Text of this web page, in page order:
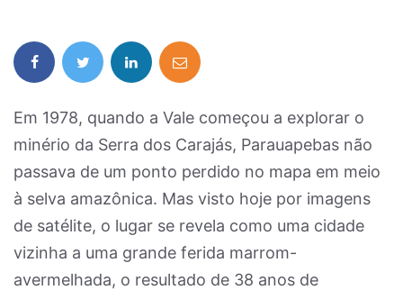
Em 1978, quando a Vale começou a explorar o
minério da Serra dos Carajás, Parauapebas não
passava de um ponto perdido no mapa em meio
à selva amazônica. Mas visto hoje por imagens
de satélite, o lugar se revela como uma cidade
vizinha a uma grande ferida marrom-
avermelhada, o resultado de 38 anos de